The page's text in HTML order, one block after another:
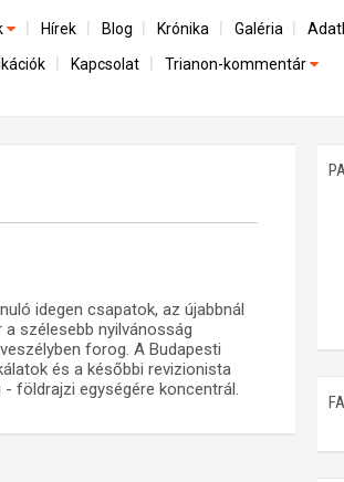
magyar társadalom
működéséről
Hírek Blog Krónika Galéria
Kapcsolat Trianon-kommentár
idegen csapatok, az újabbnál
szélesebb nyilvánosság
forog. A Budapesti
és a későbbi revizionista
földrajzi egységére koncentrál.